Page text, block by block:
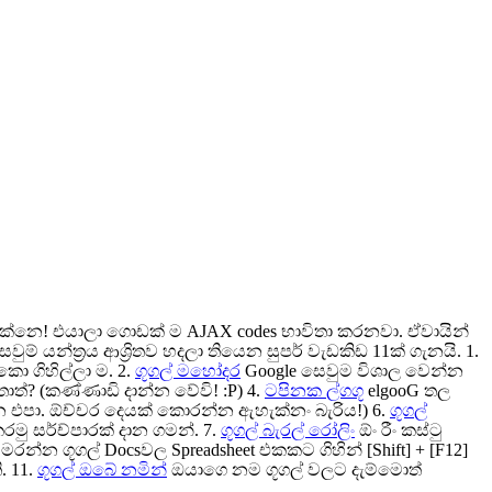
එයාලා ගොඩක් ම AJAX codes භාවිතා කරනවා. ඒවායින්
යන්ත්‍රය ආශ්‍රිතව හදලා තියෙන සුපර් වැඩකිඩ 11ක් ගැනයි. 1.
ගිහිල්ලා ම. 2. ගූගල් මහෝදර Google සෙවුම විශාල වෙන්න
(කණ්ණාඩි දාන්න වේවි! :P) 4. ටපිනක ල්ගගූ elgooG තල
ඕච්චර දෙයක් කොරන්න ඇහැක්නං බැරිය!) 6. ගූගල්
සර්ච්පාරක් දාන ගමන්. 7. ගූගල් බැරල් රෝලිං ඕං රීං කස්ටු
ගූගල් Docsවල Spreadsheet එකකට ගිහින් [Shift] + [F12]
11. ගූගල් ඔබේ නමින් ඔයාගෙ නම ගූගල් වලට දැම්මොත්